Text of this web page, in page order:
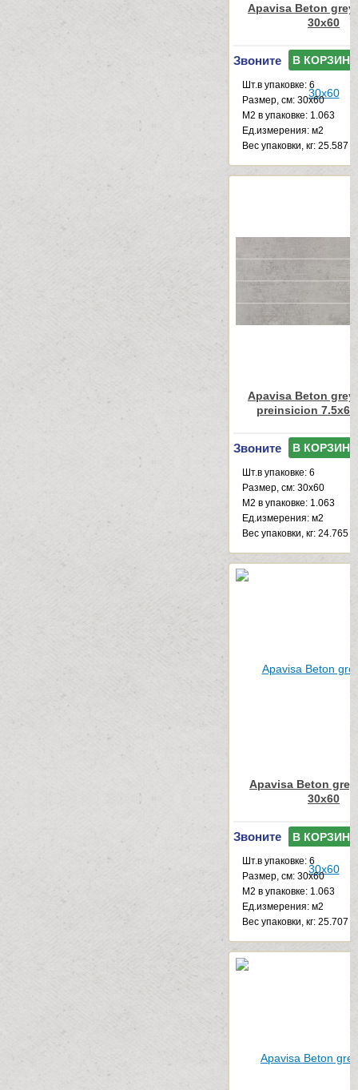
Apavisa Beton
30x60
Звоните В КОРЗИНУ
Шт.в упаковке: 6
Размер, см: 30x60
М2 в упаковке: 1.063
Ед.измерения: м2
Веc упаковки, кг: 25.587
Apavisa Beton
preinsicion 7.5x60
Звоните В КОРЗИНУ
Шт.в упаковке: 6
Размер, см: 30x60
М2 в упаковке: 1.063
Ед.измерения: м2
Веc упаковки, кг: 24.765
Apavisa Beton
30x60
Звоните В КОРЗИНУ
Шт.в упаковке: 6
Размер, см: 30x60
М2 в упаковке: 1.063
Ед.измерения: м2
Веc упаковки, кг: 25.707